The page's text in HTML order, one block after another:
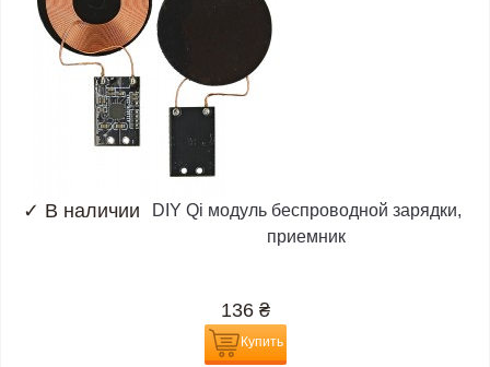
✓ В наличии
DIY Qi модуль беспроводной зарядки,
приемник
136 ₴
Купить